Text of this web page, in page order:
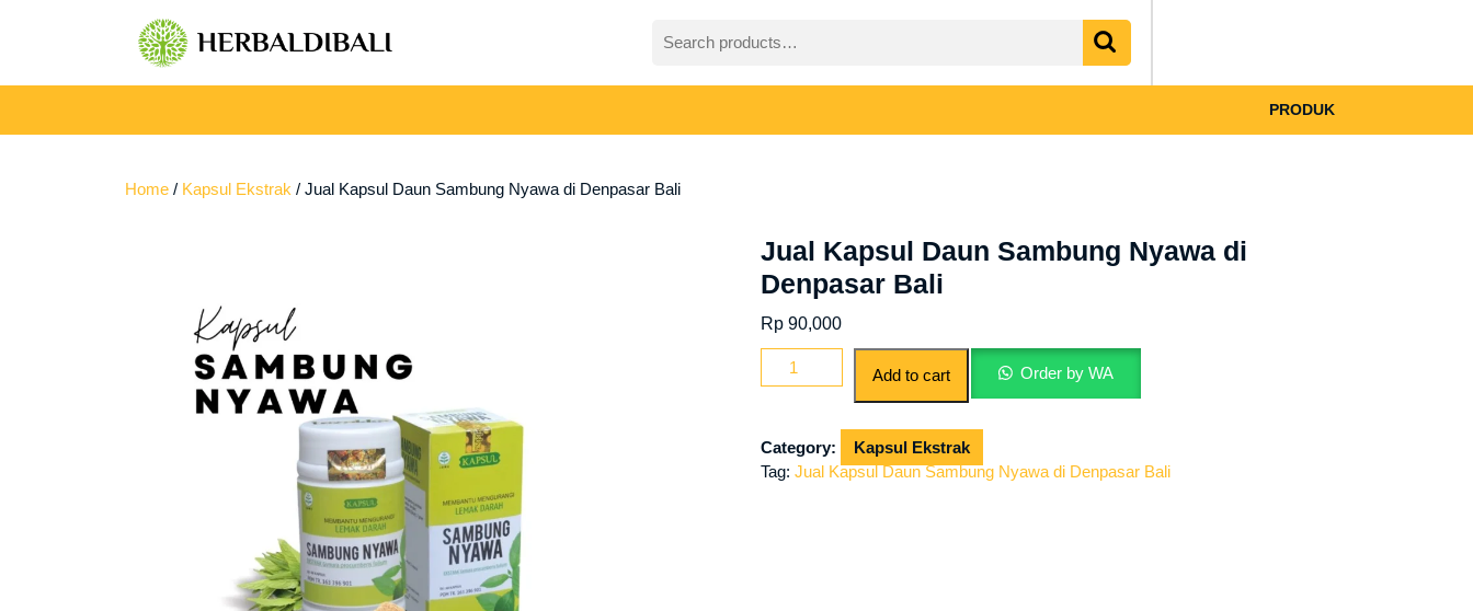
for:
PRODUK
Home / Kapsul Ekstrak / Jual Kapsul Daun Sambung Nyawa di Denpasar Bali
Jual Kapsul Daun Sambung Nyawa di
Denpasar Bali
Rp 90,000
Kapsul
Nyawa
di
Add to cart Order by WA
Category:
Kapsul Ekstrak
Tag:Jual Kapsul Daun Sambung Nyawa di Denpasar Bali